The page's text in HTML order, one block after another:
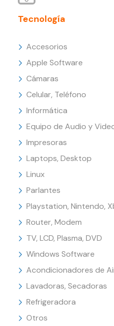
Tecnología
Accesorios
Apple Software
Cámaras
Celular, Teléfono
Informática
Equipo de Audio y
Impresoras
Laptops, Desktop
Linux
Parlantes
Playstation, Nintendo,
Router, Modem
TV, LCD, Plasma, DVD
Windows Software
Acondicionadores de
Lavadoras, Secadoras
Refrigeradora
Otros